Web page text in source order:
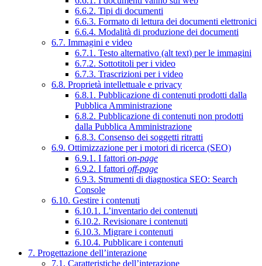
6.6.2. Tipi di documenti
6.6.3. Formato di lettura dei documenti elettronici
6.6.4. Modalità di produzione dei documenti
6.7. Immagini e video
6.7.1. Testo alternativo (alt text) per le immagini
6.7.2. Sottotitoli per i video
6.7.3. Trascrizioni per i video
6.8. Proprietà intellettuale e privacy
6.8.1. Pubblicazione di contenuti prodotti dalla
Pubblica Amministrazione
6.8.2. Pubblicazione di contenuti non prodotti
dalla Pubblica Amministrazione
6.8.3. Consenso dei soggetti ritratti
6.9. Ottimizzazione per i motori di ricerca (SEO)
6.9.1. I fattori on-page
6.9.2. I fattori off-page
6.9.3. Strumenti di diagnostica SEO: Search
Console
6.10. Gestire i contenuti
6.10.1. L’inventario dei contenuti
6.10.2. Revisionare i contenuti
6.10.3. Migrare i contenuti
6.10.4. Pubblicare i contenuti
7. Progettazione dell’interazione
7.1. Caratteristiche dell’interazione